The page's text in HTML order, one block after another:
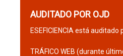
AUDITADO POR OJD
ESEFICIENCIA está auditado
TRÁFICO WEB (durante